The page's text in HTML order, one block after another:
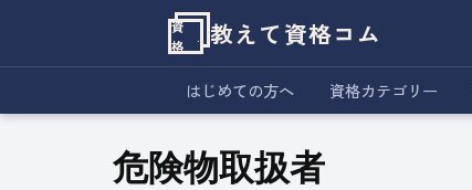
資
格
教えて資格コム
はじめての方へ 資格カテゴリー
危険物取扱者